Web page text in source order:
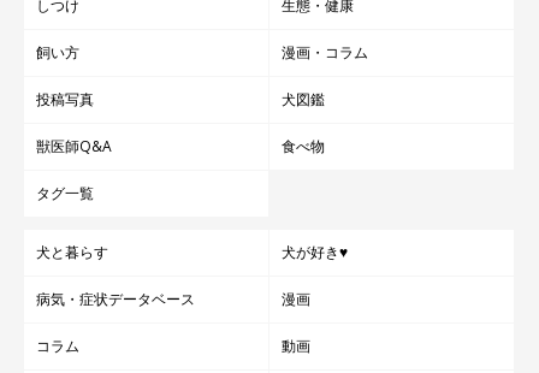
しつけ 生態・健康
飼い方 漫画・コラム
投稿写真 犬図鑑
獣医師Q&A 食べ物
タグ一覧
犬と暮らす 犬が好き♥
病気・症状データベース 漫画
コラム 動画